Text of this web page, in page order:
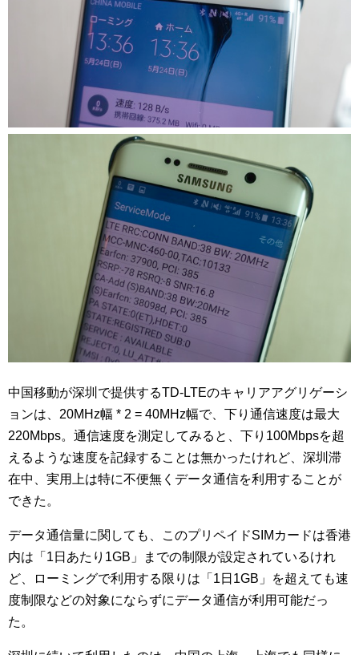
中国移動が深圳で提供するTD-LTEのキャリアアグリゲーシ
ョンは、20MHz幅 * 2 = 40MHz幅で、下り通信速度は最大
220Mbps。通信速度を測定してみると、下り100Mbpsを超
えるような速度を記録することは無かったけれど、深圳滞
在中、実用上は特に不便無くデータ通信を利用することが
できた。
データ通信量に関しても、このプリペイドSIMカードは香港
内は「1日あたり1GB」までの制限が設定されているけれ
ど、ローミングで利用する限りは「1日1GB」を超えても速
度制限などの対象にならずにデータ通信が利用可能だっ
た。